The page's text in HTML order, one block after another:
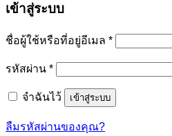
เข้าสู่ระบบ
ชื่อผู้ใช้หรือที่อยู่อีเมล *ต้องการ
รหัสผ่าน *ต้องการ
จำฉันไว้ เข้าสู่ระบบ
ลืมรหัสผ่านของคุณ?